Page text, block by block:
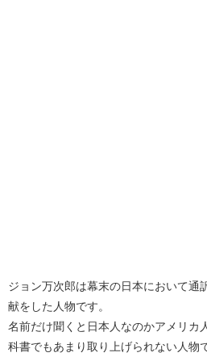
ジョン万次郎は幕末の日本において通
献をした人物です。
名前だけ聞くと日本人なのかアメリカ
科書でもあまり取り上げられない人物